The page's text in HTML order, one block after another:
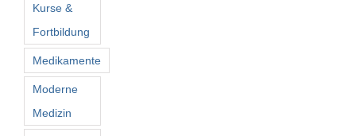
Kurse &
Fortbildung
Medikamente
Moderne
Medizin